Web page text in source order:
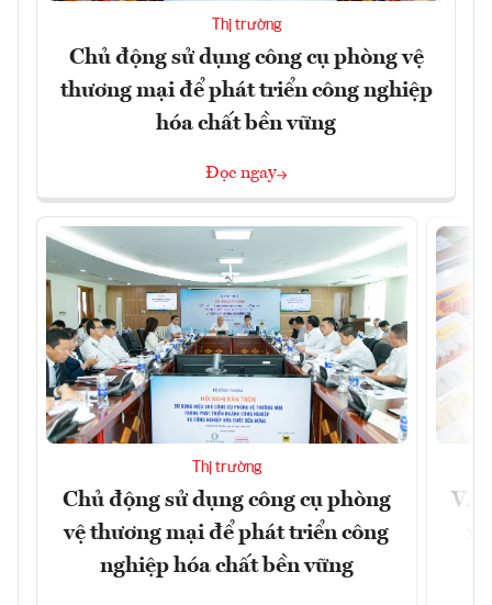
Thị trường
Chủ động sử dụng công cụ phòng vệ
thương mại để phát triển công nghiệp
hóa chất bền vững
Đọc ngay
Thị trường
Chủ động sử dụng công cụ phòng
vệ thương mại để phát triển công
nghiệp hóa chất bền vững